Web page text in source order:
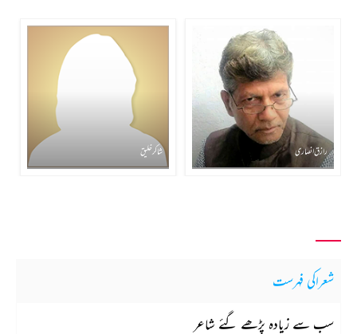
رازق انصاری شاکر خلیق
شعراکی فہرست
سب سے زیادہ پڑھے گئے شاعر